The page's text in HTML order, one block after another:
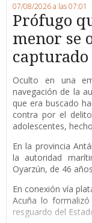
07/08/2026 a las 07:01
Prófugo
menor se
Oculto en una
navegación de la
que era buscado
contra por el
adolescentes,
En la provincia
la autoridad
Oyarzún, de 46
En conexión vía
Acuña lo
resguardo del